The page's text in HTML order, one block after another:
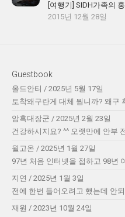
[여행기] SIDH가족의
2015년 12월 28일
Guestbook
올드안티 / 2025년 5월 17일
토착왜구란게 대체 뭡니까? 왜구
암흑대장군 / 2025년 2월 23일
건강하시지요? ^^ 오랫만에 안부
윌고온 / 2025년 1월 27일
97년 처음 인터넷을 접하고 98년
지연 / 2025년 1월 3일
전에 한번 들어오려고 했는데 안
재원 / 2023년 10월 24일